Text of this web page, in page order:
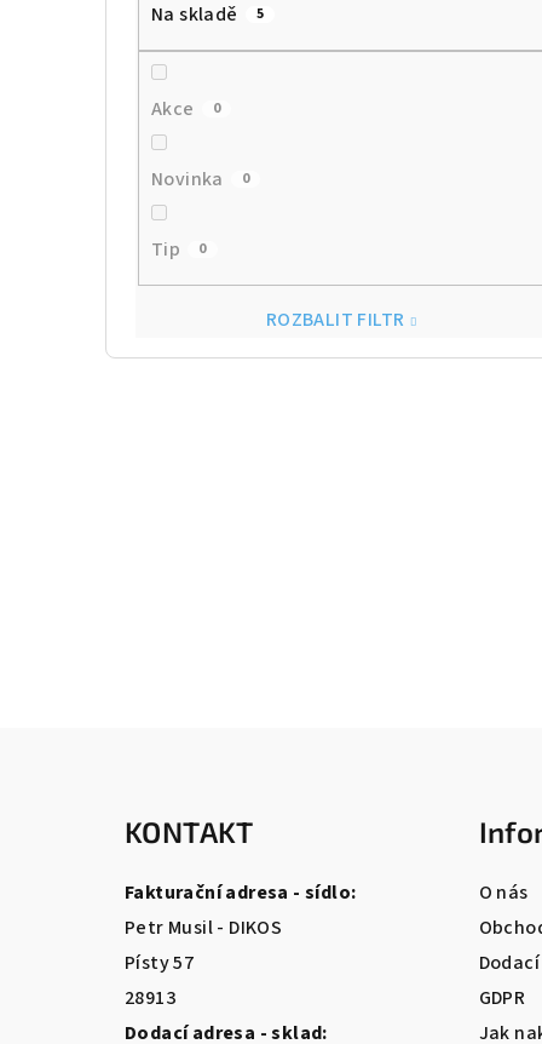
Na skladě 5
Akce 0
Novinka 0
Tip 0
ROZBALIT FILTR
KONTAKT
Fakturační adresa - sídlo:
Petr Musil - DIKOS
Písty 57
28913
Dodací adresa - sklad:
O nás
GDPR
Jak